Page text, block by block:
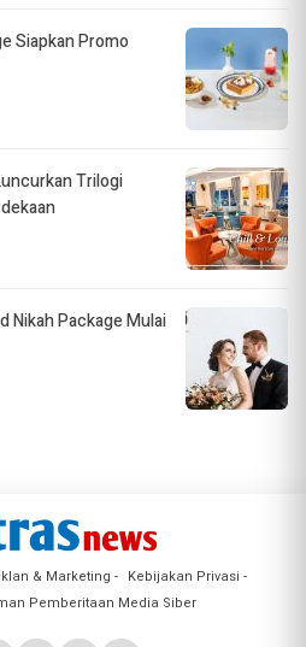
Siapkan Promo
Trilogi
Nikah Package Mulai
Iklan & Marketing
Kebijakan Privasi
Pemberitaan Media Siber